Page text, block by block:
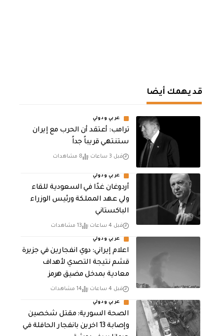
قد يهمك أيضا
عربي ودولي
‏ترامب: أعتقد أن الحرب مع إيران
ستنتهي قريباً جداً
قبل 3 ساعات 8 مشاهدات
عربي ودولي
أردوغان غدًا في السعودية للقاء
ولي عهد المملكة ورئيس الوزراء
الباكستاني
قبل 4 ساعات 13 مشاهدات
عربي ودولي
اعلام إيراني: دوي انفجارين في جزيرة
قشم نتيجة التصدي لأهداف
معادية بمدخل مضيق هرمز
قبل 4 ساعات 14 مشاهدات
عربي ودولي
الصحة السورية: مقتل شخصين
وإصابة 13 اخرين بانفجار الحافلة في